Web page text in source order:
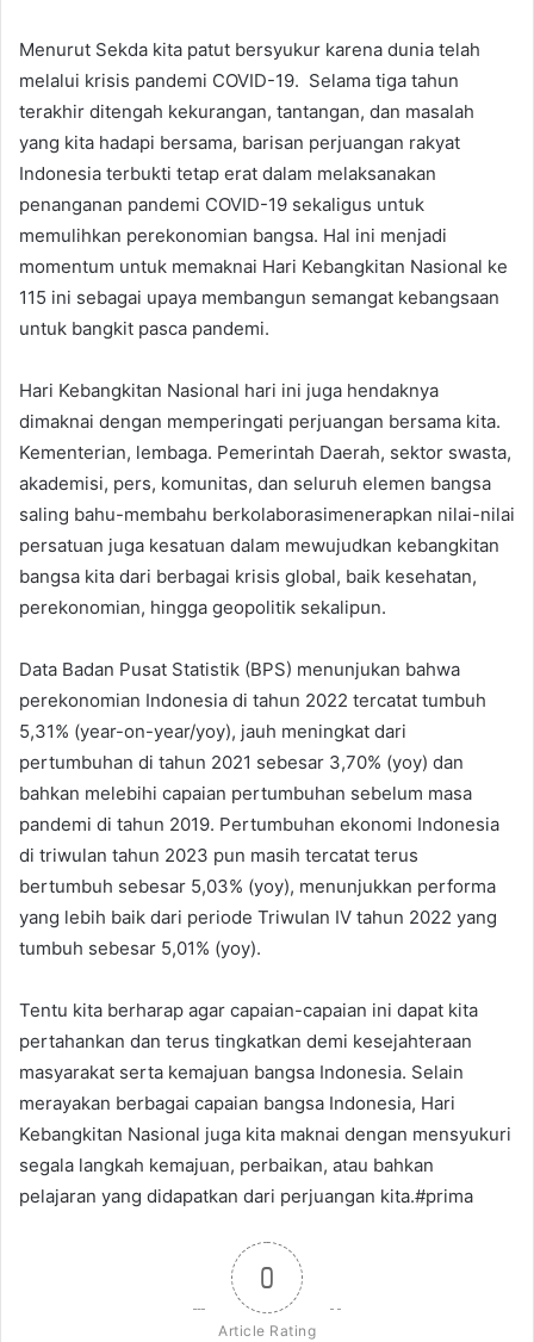
Menurut Sekda kita patut bersyukur karena dunia telah
melalui krisis pandemi COVID-19. Selama tiga tahun
terakhir ditengah kekurangan, tantangan, dan masalah
yang kita hadapi bersama, barisan perjuangan rakyat
Indonesia terbukti tetap erat dalam melaksanakan
penanganan pandemi COVID-19 sekaligus untuk
memulihkan perekonomian bangsa. Hal ini menjadi
momentum untuk memaknai Hari Kebangkitan Nasional ke
115 ini sebagai upaya membangun semangat kebangsaan
untuk bangkit pasca pandemi.
Hari Kebangkitan Nasional hari ini juga hendaknya
dimaknai dengan memperingati perjuangan bersama kita.
Kementerian, lembaga. Pemerintah Daerah, sektor swasta,
akademisi, pers, komunitas, dan seluruh elemen bangsa
saling bahu-membahu berkolaborasimenerapkan nilai-nilai
persatuan juga kesatuan dalam mewujudkan kebangkitan
bangsa kita dari berbagai krisis global, baik kesehatan,
perekonomian, hingga geopolitik sekalipun.
Data Badan Pusat Statistik (BPS) menunjukan bahwa
perekonomian Indonesia di tahun 2022 tercatat tumbuh
5,31% (year-on-year/yoy), jauh meningkat dari
pertumbuhan di tahun 2021 sebesar 3,70% (yoy) dan
bahkan melebihi capaian pertumbuhan sebelum masa
pandemi di tahun 2019. Pertumbuhan ekonomi Indonesia
di triwulan tahun 2023 pun masih tercatat terus
bertumbuh sebesar 5,03% (yoy), menunjukkan performa
yang lebih baik dari periode Triwulan IV tahun 2022 yang
tumbuh sebesar 5,01% (yoy).
Tentu kita berharap agar capaian-capaian ini dapat kita
pertahankan dan terus tingkatkan demi kesejahteraan
masyarakat serta kemajuan bangsa Indonesia. Selain
merayakan berbagai capaian bangsa Indonesia, Hari
Kebangkitan Nasional juga kita maknai dengan mensyukuri
segala langkah kemajuan, perbaikan, atau bahkan
pelajaran yang didapatkan dari perjuangan kita.#prima
0
Article Rating